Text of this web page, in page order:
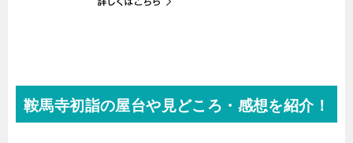
鞍馬寺初詣の屋台や見どころ・感想を紹介！